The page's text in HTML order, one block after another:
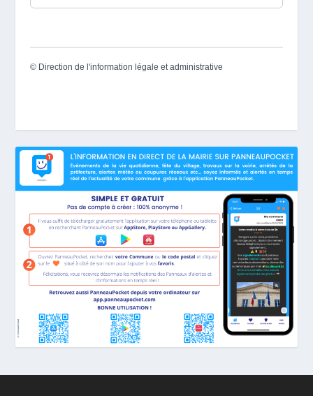
© Direction de l'information légale et administrative